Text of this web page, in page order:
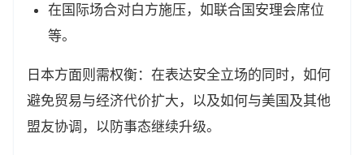
在国际场合对白方施压，如联合国安理会席位
等。
日本方面则需权衡：在表达安全立场的同时，如何
避免贸易与经济代价扩大，以及如何与美国及其他
盟友协调，以防事态继续升级。